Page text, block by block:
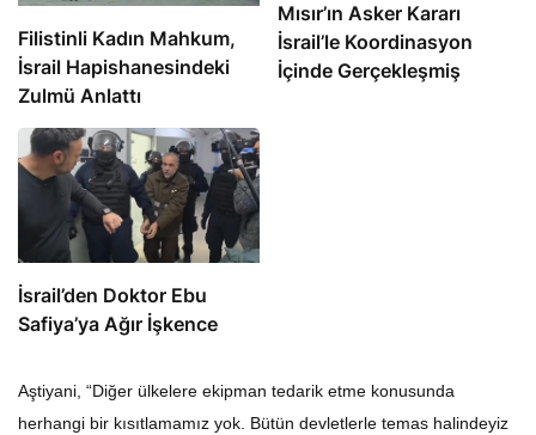
Filistinli Kadın Mahkum,
İsrail Hapishanesindeki
Zulmü Anlattı
Mısır’ın Asker Kararı
İsrail’le Koordinasyon
İçinde Gerçekleşmiş
İsrail’den Doktor Ebu
Safiya’ya Ağır İşkence
Aştiyani, “Diğer ülkelere ekipman tedarik etme konusunda
herhangi bir kısıtlamamız yok. Bütün devletlerle temas halindeyiz